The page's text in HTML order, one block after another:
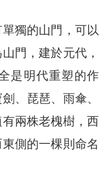
獨的山門，可以
門，建於元代，
是明代重塑的作
、琵琶、雨傘、
兩株老槐樹，西
側的一棵則命名